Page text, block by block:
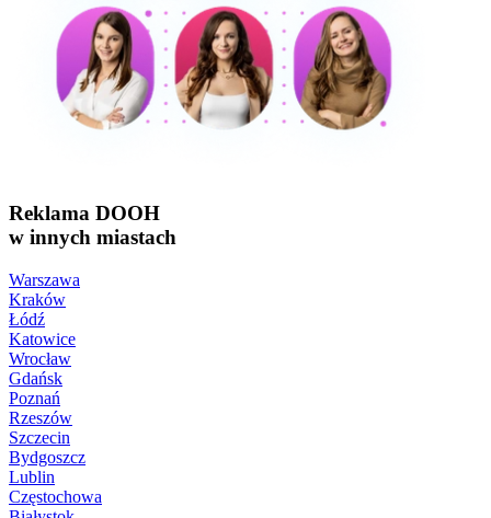
Reklama DOOH
w innych miastach
Warszawa
Kraków
Łódź
Katowice
Wrocław
Gdańsk
Poznań
Rzeszów
Szczecin
Bydgoszcz
Lublin
Częstochowa